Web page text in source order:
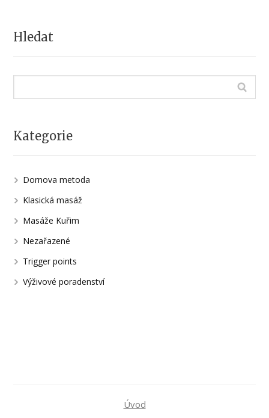
Hledat
Kategorie
Dornova metoda
Klasická masáž
Masáže Kuřim
Nezařazené
Trigger points
Výživové poradenství
Úvod